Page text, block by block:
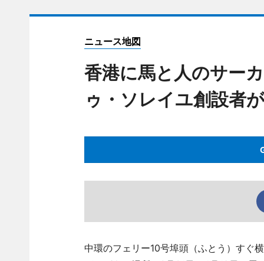
ニュース地図
香港に馬と人のサー
ゥ・ソレイユ創設者
中環のフェリー10号埠頭（ふとう）すぐ